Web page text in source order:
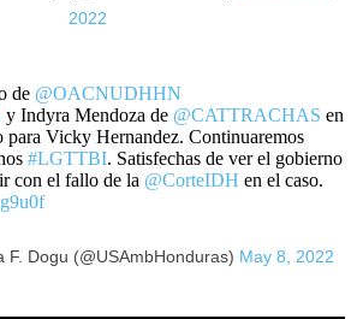
2022
de @OACNUDHHN
y Indyra Mendoza de @CATTRACHAS en
para Vicky Hernandez. Continuaremos
#LGTTBI. Satisfechas de ver el gobierno
con el fallo de la @CorteIDH en el caso.
Dogu (@USAmbHonduras) May 8, 2022